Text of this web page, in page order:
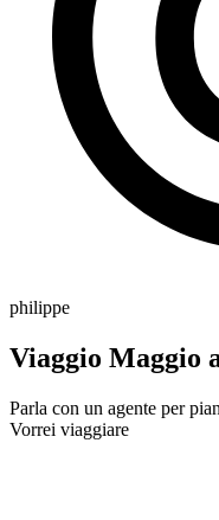
philippe
Viaggio Maggio
Parla con un agente per
Vorrei viaggiare